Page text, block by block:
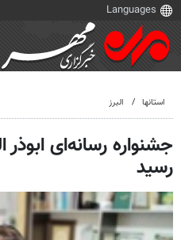
استانها البرز
جشنواره رسانه‌ای ابوذر
رسید